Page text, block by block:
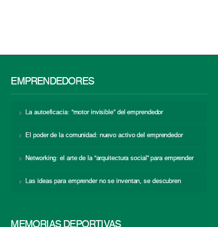
EMPRENDEDORES
La autoeficacia: “motor invisible” del emprendedor
El poder de la comunidad: nuevo activo del emprendedor
Networking: el arte de la “arquitectura social” para emprender
Las ideas para emprender no se inventan, se descubren